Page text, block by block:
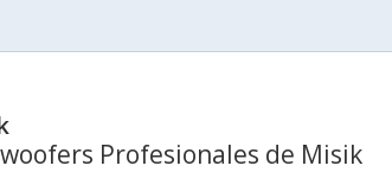
Profesionales de Misik